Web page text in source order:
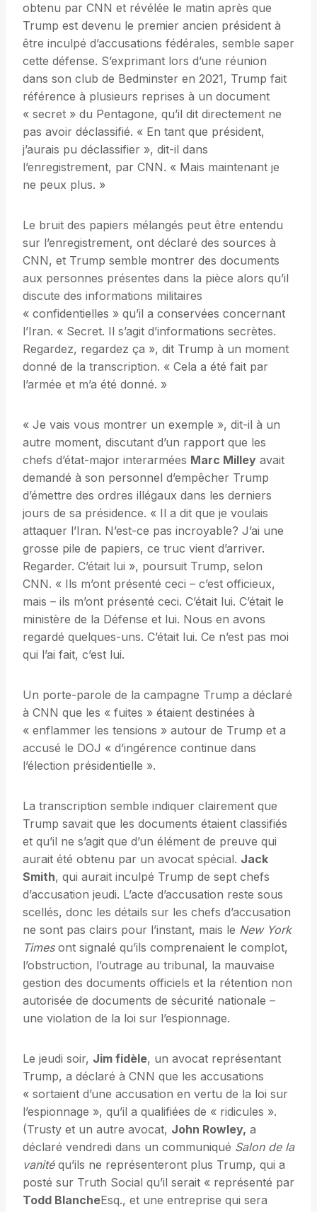
obtenu par CNN et révélée le matin après que
Trump est devenu le premier ancien président à
être inculpé d’accusations fédérales, semble saper
cette défense. S’exprimant lors d’une réunion
dans son club de Bedminster en 2021, Trump fait
référence à plusieurs reprises à un document
« secret » du Pentagone, qu’il dit directement ne
pas avoir déclassifié. « En tant que président,
j’aurais pu déclassifier », dit-il dans
l’enregistrement, par CNN. « Mais maintenant je
ne peux plus. »
Le bruit des papiers mélangés peut être entendu
sur l’enregistrement, ont déclaré des sources à
CNN, et Trump semble montrer des documents
aux personnes présentes dans la pièce alors qu’il
discute des informations militaires
« confidentielles » qu’il a conservées concernant
l’Iran. « Secret. Il s’agit d’informations secrètes.
Regardez, regardez ça », dit Trump à un moment
donné de la transcription. « Cela a été fait par
l’armée et m’a été donné. »
« Je vais vous montrer un exemple », dit-il à un
autre moment, discutant d’un rapport que les
chefs d’état-major interarmées Marc Milley avait
demandé à son personnel d’empêcher Trump
d’émettre des ordres illégaux dans les derniers
jours de sa présidence. « Il a dit que je voulais
attaquer l’Iran. N’est-ce pas incroyable? J’ai une
grosse pile de papiers, ce truc vient d’arriver.
Regarder. C’était lui », poursuit Trump, selon
CNN. « Ils m’ont présenté ceci – c’est officieux,
mais – ils m’ont présenté ceci. C’était lui. C’était le
ministère de la Défense et lui. Nous en avons
regardé quelques-uns. C’était lui. Ce n’est pas moi
qui l’ai fait, c’est lui.
Un porte-parole de la campagne Trump a déclaré
à CNN que les « fuites » étaient destinées à
« enflammer les tensions » autour de Trump et a
accusé le DOJ « d’ingérence continue dans
l’élection présidentielle ».
La transcription semble indiquer clairement que
Trump savait que les documents étaient classifiés
et qu’il ne s’agit que d’un élément de preuve qui
aurait été obtenu par un avocat spécial. Jack
Smith, qui aurait inculpé Trump de sept chefs
d’accusation jeudi. L’acte d’accusation reste sous
scellés, donc les détails sur les chefs d’accusation
ne sont pas clairs pour l’instant, mais le New York
Timesont signalé qu’ils comprenaient le complot,
l’obstruction, l’outrage au tribunal, la mauvaise
gestion des documents officiels et la rétention non
autorisée de documents de sécurité nationale –
une violation de la loi sur l’espionnage.
Le jeudi soir, Jim fidèle, un avocat représentant
Trump, a déclaré à CNN que les accusations
« sortaient d’une accusation en vertu de la loi sur
l’espionnage », qu’il a qualifiées de « ridicules ».
(Trusty et un autre avocat, John Rowley, a
déclaré vendredi dans un communiqué Salon de la
vanitéqu’ils ne représenteront plus Trump, qui a
posté sur Truth Social qu’il serait « représenté par
Todd BlancheEsq., et une entreprise qui sera